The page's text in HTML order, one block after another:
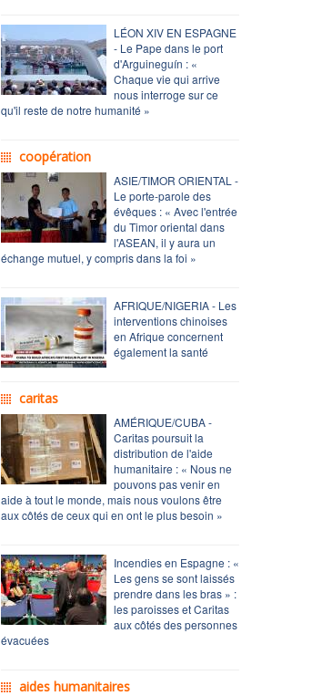
LÉON XIV EN ESPAGNE
- Le Pape dans le port
d'Arguineguín : «
Chaque vie qui arrive
nous interroge sur ce
qu'il reste de notre humanité »
coopération
ASIE/TIMOR ORIENTAL -
Le porte-parole des
évêques : « Avec l'entrée
du Timor oriental dans
l'ASEAN, il y aura un
échange mutuel, y compris dans la foi »
AFRIQUE/NIGERIA - Les
interventions chinoises
en Afrique concernent
également la santé
caritas
AMÉRIQUE/CUBA -
Caritas poursuit la
distribution de l'aide
humanitaire : « Nous ne
pouvons pas venir en
aide à tout le monde, mais nous voulons être
aux côtés de ceux qui en ont le plus besoin »
Incendies en Espagne : «
Les gens se sont laissés
prendre dans les bras » :
les paroisses et Caritas
aux côtés des personnes
évacuées
aides humanitaires